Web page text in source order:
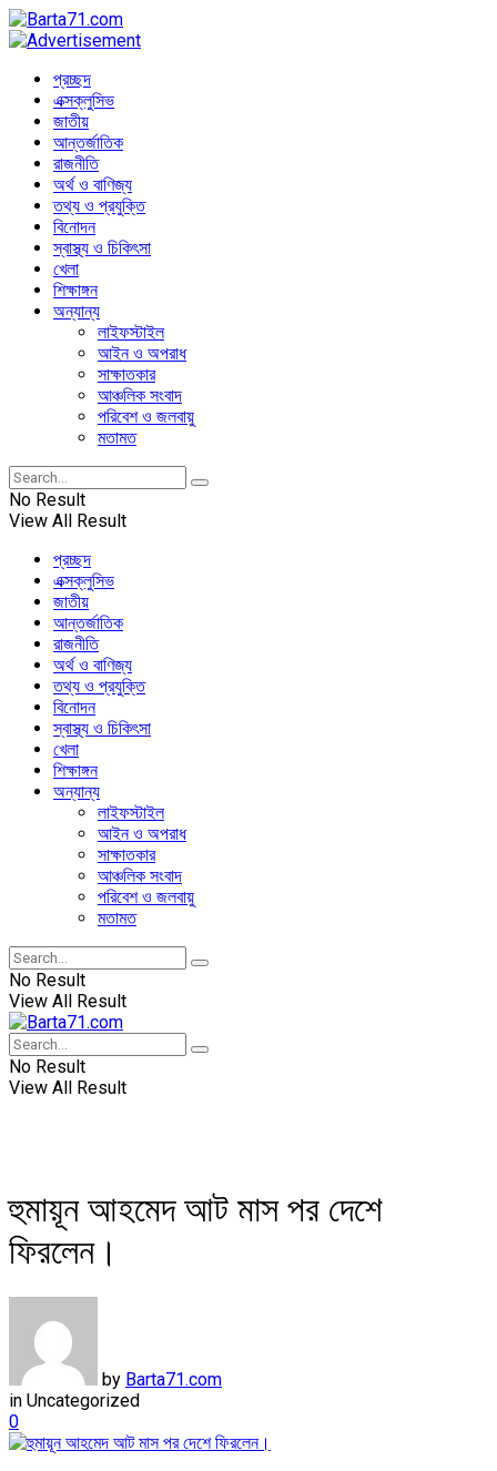
প্রচ্ছদ
এক্সক্লুসিভ
জাতীয়
আন্তর্জাতিক
রাজনীতি
অর্থ ও বাণিজ্য
তথ্য ও প্রযুক্তি
বিনোদন
স্বাস্থ্য ও চিকিৎসা
খেলা
শিক্ষাঙ্গন
অন্যান্য
লাইফস্টাইল
আইন ও অপরাধ
সাক্ষাতকার
আঞ্চলিক সংবাদ
পরিবেশ ও জলবায়ু
মতামত
No Result
View All Result
প্রচ্ছদ
এক্সক্লুসিভ
জাতীয়
আন্তর্জাতিক
রাজনীতি
অর্থ ও বাণিজ্য
তথ্য ও প্রযুক্তি
বিনোদন
স্বাস্থ্য ও চিকিৎসা
খেলা
শিক্ষাঙ্গন
অন্যান্য
লাইফস্টাইল
আইন ও অপরাধ
সাক্ষাতকার
আঞ্চলিক সংবাদ
পরিবেশ ও জলবায়ু
মতামত
No Result
View All Result
No Result
View All Result
হুমায়ূন আহমেদ আট মাস পর দেশে
ফিরলেন।
by Barta71.com
in Uncategorized
0